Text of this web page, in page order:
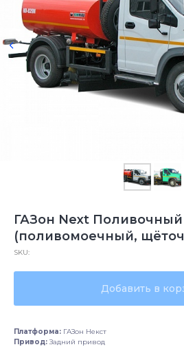
ГАЗон Next
(поливомоечный,
SKU:
Добавить в
Платформа: ГАЗон Некст
Привод: Задний привод